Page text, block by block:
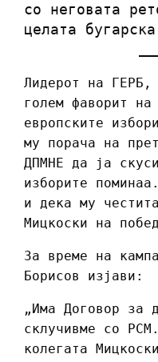
со неговата
целата
Лидерот на ГЕРБ,
голем фаворит на
европските
му порача на
ДПМНЕ да ја
изборите
и дека му
Мицкоски на
За време на
Борисов изјави:
„Има Договор за
склучивме со
колегата